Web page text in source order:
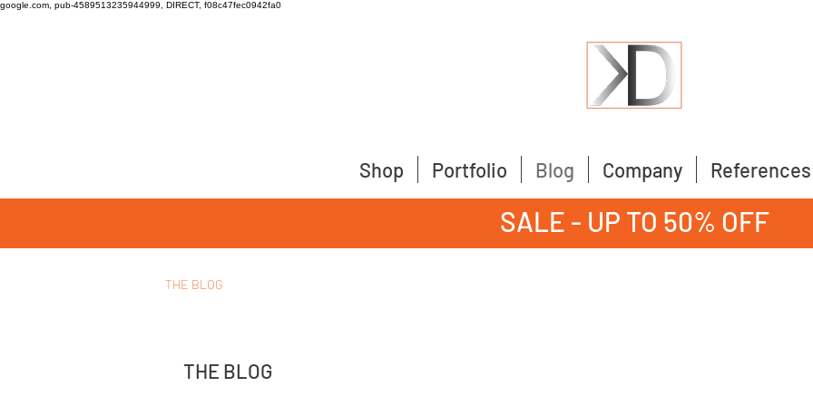
google.com, pub-4589513235944999, DIRECT, f08c47fec0942fa0
Shop Portfolio Blog Company References
SALE - UP TO 50% OFF
THE BLOG
THE BLOG